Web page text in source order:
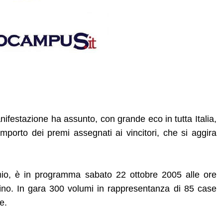
ha assunto, con grande eco in tutta Italia,
dei premi assegnati ai vincitori, che si aggira
è in programma sabato 22 ottobre 2005 alle ore
In gara 300 volumi in rappresentanza di 85 case